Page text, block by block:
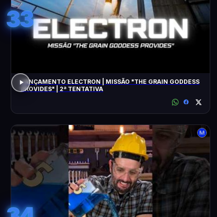
33
LANÇAMENTO ELECTRON | MISSÃO "THE GRAIN GODDESS
PROVIDES" | 2ª TENTATIVA